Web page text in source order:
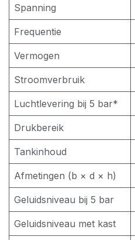
Spanning
Frequentie
Vermogen
Stroomverbruik
Luchtlevering bij 5 bar*
Drukbereik
Tankinhoud
Afmetingen (b × d × h)
Geluidsniveau bij 5 bar
Geluidsniveau met kast